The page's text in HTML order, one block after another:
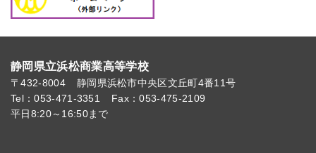
静岡県立浜松商業高等学校
〒432-8004
静岡県浜松市中央区文丘町4番11号
Tel：053-471-3351
Fax：053-475-2109
平日8:20～16:50まで